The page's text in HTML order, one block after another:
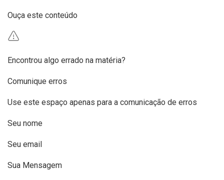
Ouça este conteúdo
Encontrou algo errado na matéria?
Comunique erros
Use este espaço apenas para a comunicação de erros
Seu nome
Seu email
Sua Mensagem